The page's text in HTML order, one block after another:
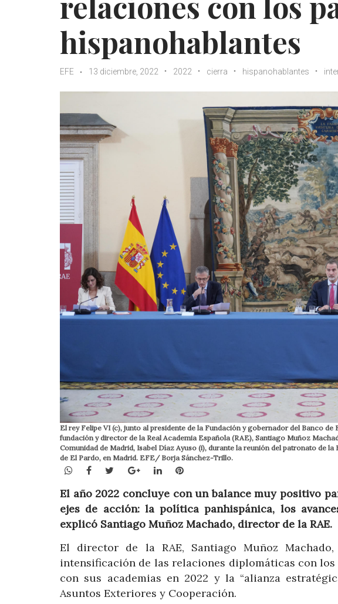
hispanohablantes
EFE 13 diciembre, 2022 2022 cierra hispanohablantes
El rey Felipe VI (c), junto al presidente de la Fundación y gobernador del Banco
fundación y director de la Real Academia Española (RAE), Santiago Muñoz
Comunidad de Madrid, Isabel Díaz Ayuso (i), durante la reunión del patronato de
de El Pardo, en Madrid. EFE/ Borja Sánchez-Trillo.
WhatsApp
Facebook
TwitterGoogle+LinkedInPinterest
El año 2022 concluye con un balance muy positivo
ejes de acción: la política panhispánica, los
explicó Santiago Muñoz Machado, director de la RAE.
El director de la RAE, Santiago Muñoz
intensificación de las relaciones diplomáticas con
con sus academias en 2022 y la “alianza
Asuntos Exteriores y Cooperación.